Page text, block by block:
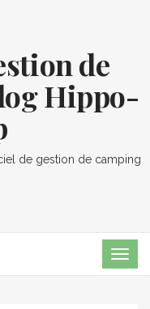
de
Hippo-
de gestion de camping